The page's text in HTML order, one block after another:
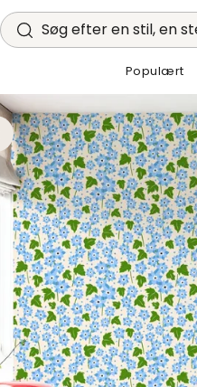
Søg efter en stil, en
Populært